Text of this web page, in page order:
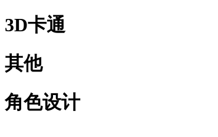
3D卡通
其他
角色设计